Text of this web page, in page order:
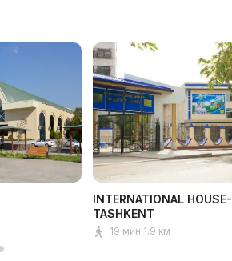
INTERNATIONAL HOUSE-
TASHKENT
19 мин 1.9 км